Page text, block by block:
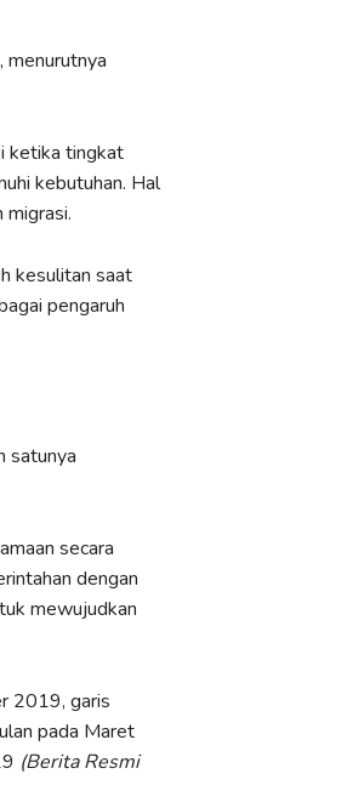
menurutnya
ketika tingkat
kebutuhan. Hal
kesulitan saat
pengaruh
satunya
secara
dengan
mewujudkan
2019, garis
pada Maret
(Berita Resmi